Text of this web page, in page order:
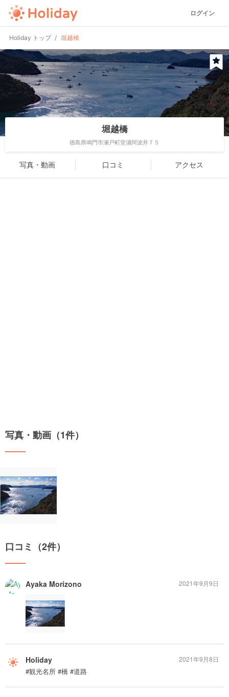
ログイン
Holiday トップ 堀越橋
堀越橋
徳島県鳴門市瀬戸町堂浦阿波井７５
写真・動画 口コミ アクセス
写真・動画（1件）
口コミ（2件）
Ayaka Morizono 2021年9月9日
Holiday
#観光名所 #橋 #道路
2021年9月8日